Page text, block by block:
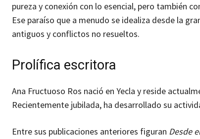
pureza y conexión con lo esencial, pero también
Ese paraíso que a menudo se idealiza desde la
antiguos y conflictos no resueltos.
Prolífica escritora
Ana Fructuoso Ros nació en Yecla y reside
Recientemente jubilada, ha desarrollado su
Entre sus publicaciones anteriores figuran Desde